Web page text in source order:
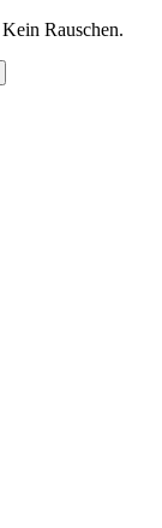
Rauschen.